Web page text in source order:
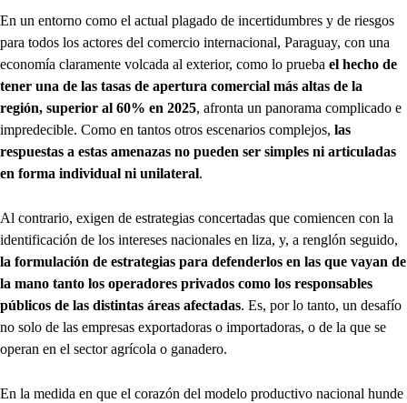
En un entorno como el actual plagado de incertidumbres y de riesgos
para todos los actores del comercio internacional, Paraguay, con una
economía claramente volcada al exterior, como lo prueba el hecho de
tener una de las tasas de apertura comercial más altas de la
región, superior al 60% en 2025, afronta un panorama complicado e
impredecible. Como en tantos otros escenarios complejos, las
respuestas a estas amenazas no pueden ser simples ni articuladas
en forma individual ni unilateral.
Al contrario, exigen de estrategias concertadas que comiencen con la
identificación de los intereses nacionales en liza, y, a renglón seguido,
la formulación de estrategias para defenderlos en las que vayan de
la mano tanto los operadores privados como los responsables
públicos de las distintas áreas afectadas. Es, por lo tanto, un desafío
no solo de las empresas exportadoras o importadoras, o de la que se
operan en el sector agrícola o ganadero.
En la medida en que el corazón del modelo productivo nacional hunde